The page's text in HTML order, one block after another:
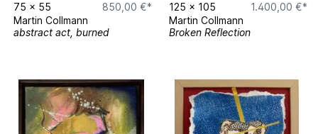
75 x 55
850,00 €*
Martin Collmann
abstract act, burned
125 x 105
1.400,00 €*
Martin Collmann
Broken Reflection